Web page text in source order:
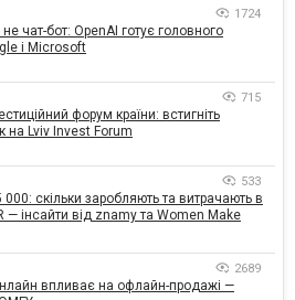
1724
чат-бот: OpenAI готує головного
і Microsoft
715
форум країни: встигніть
на Lviv Invest Forum
533
скільки заробляють та витрачають в
— інсайти від znamy та Women Make
2689
впливає на офлайн-продажі —